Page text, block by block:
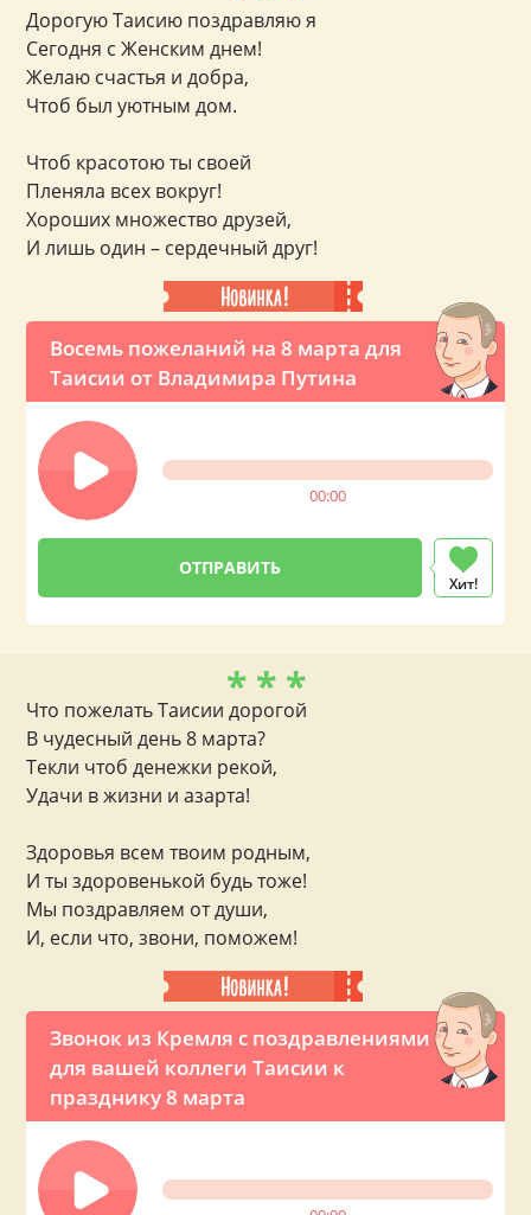
Восемь пожеланий на 8 марта для
Таисии от Владимира Путина
00:00
Хит!
Дорогую Таисию поздравляю я
Сегодня с Женским днем!
Желаю счастья и добра,
Чтоб был уютным дом.
Чтоб красотою ты своей
Пленяла всех вокруг!
Хороших множество друзей,
И лишь один – сердечный друг!
Звонок из Кремля с поздравлениями
для вашей коллеги Таисии к
празднику 8 марта
* * *
Что пожелать Таисии дорогой
В чудесный день 8 марта?
Текли чтоб денежки рекой,
Удачи в жизни и азарта!
Здоровья всем твоим родным,
И ты здоровенькой будь тоже!
Мы поздравляем от души,
И, если что, звони, поможем!